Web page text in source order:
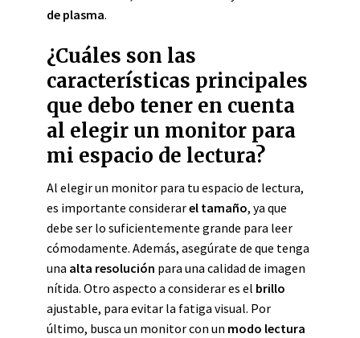
de plasma.
¿Cuáles son las
características principales
que debo tener en cuenta
al elegir un monitor para
mi espacio de lectura?
Al elegir un monitor para tu espacio de lectura,
es importante considerarel tamaño, ya que
debe ser lo suficientemente grande para leer
cómodamente. Además, asegúrate de que tenga
una alta resolución para una calidad de imagen
nítida. Otro aspecto a considerar es el brillo
ajustable, para evitar la fatiga visual. Por
último, busca un monitor con un modo lectura